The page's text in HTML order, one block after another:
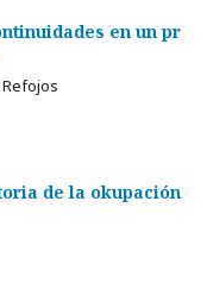
en un pr
de la okupación